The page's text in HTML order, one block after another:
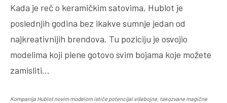
Kada je reč o keramičkim satovima, Hublot je
poslednjih godina bez ikakve sumnje jedan od
najkreativnijih brendova. Tu poziciju je osvojio
modelima koji plene gotovo svim bojama koje možete
zamisliti…
Kompanija Hublot novim modelom ističe potencijal višebojne, takozvane magične